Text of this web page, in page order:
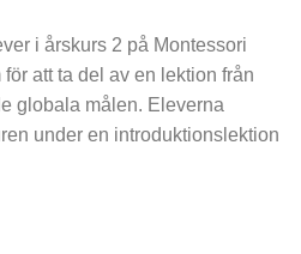
i årskurs 2 på Montessori
att ta del av en lektion från
globala målen. Eleverna
under en introduktionslektion